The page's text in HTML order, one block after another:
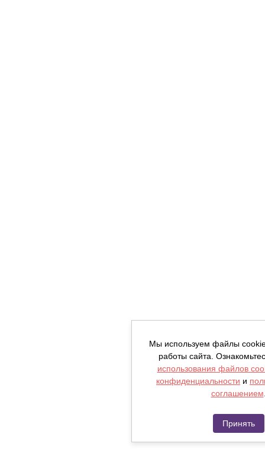
Мы используем файлы
работы сайта.
использования файлов
конфиденциальности и
соглашением
Принять